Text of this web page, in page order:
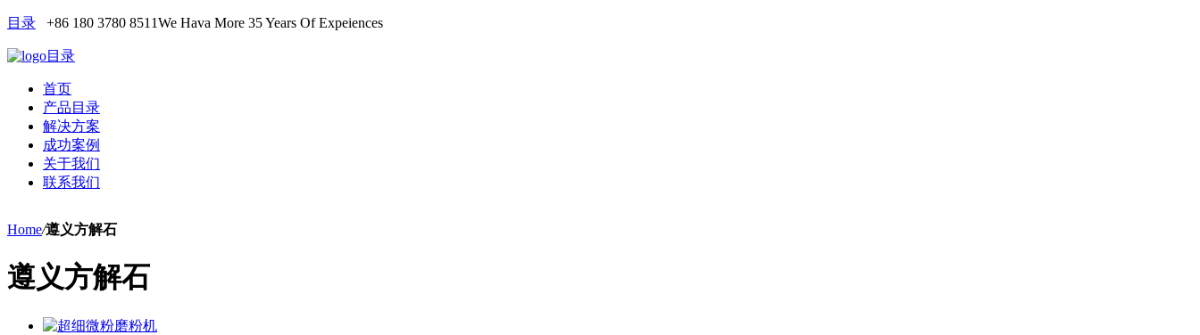
目录 +86 180 3780 8511We Hava More 35 Years Of Expeiences
目录
首页
产品目录
解决方案
成功案例
关于我们
联系我们
Home/遵义方解石
遵义方解石